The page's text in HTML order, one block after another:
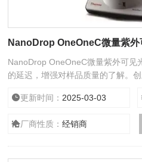
NanoDrop OneOneC微量紫
NanoDrop OneOneC微量紫外可见
的延迟，增强对样品质量的了解。
和污染物鉴别能力。可以在您决定
仅需 1-2 µL 样品，数秒内实现对
定性分析，同时让您获得全光谱数
更新时间： 2025-03-03
厂商性质：经销商